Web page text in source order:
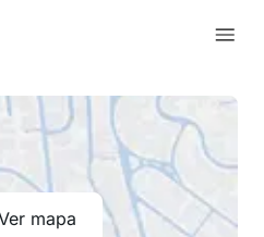
mapa